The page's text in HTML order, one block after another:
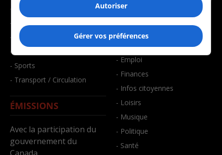
- Éducation
- Environnement
- Faits divers
- Santé et bien-être
- Sports
- Transport / Circulation
ÉMISSIONS
Avec la participation du
gouvernement du
- Affaires
- Art de vivre
- Bien-être
- Emploi
- Finances
- Infos citoyennes
- Loisirs
- Musique
- Politique
- Santé
Autoriser
Gérer vos préférences